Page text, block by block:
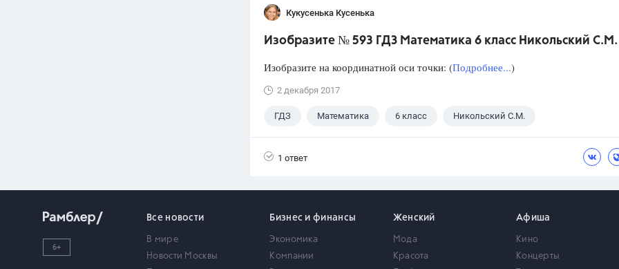
Кукусенька Кусенька
Изобразите № 593 ГДЗ Математика 6 класс Никольский С.М.
Изобразите на координатной оси точки: (Подробнее...)
2 декабря 2017
ГДЗ Математика 6 класс Никольский С.М.
1 ответ
6+
Все новости
В мире
Новости Москвы
Бизнес и финансы
Экономика
Компании
Женский
Мода
Красота
Афиша
Кино
Концерты